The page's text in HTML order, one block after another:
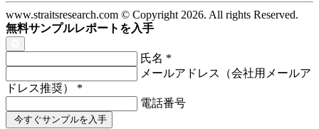
www.straitsresearch.com © Copyright 2026. All rights Reserved.
無料サンプルレポートを入手
氏名 *
メールアドレス（会社用メールア
ドレス推奨） *
電話番号